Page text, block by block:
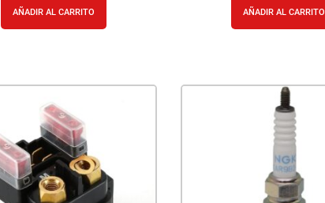
AÑADIR AL CARRITO AÑADIR AL CARRITO